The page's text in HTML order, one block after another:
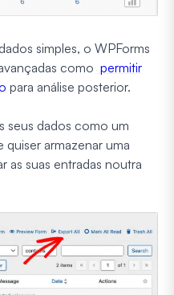
simples, o WPForms
como permitir
para análise posterior.
seus dados como um
armazenar uma
as suas entradas noutra